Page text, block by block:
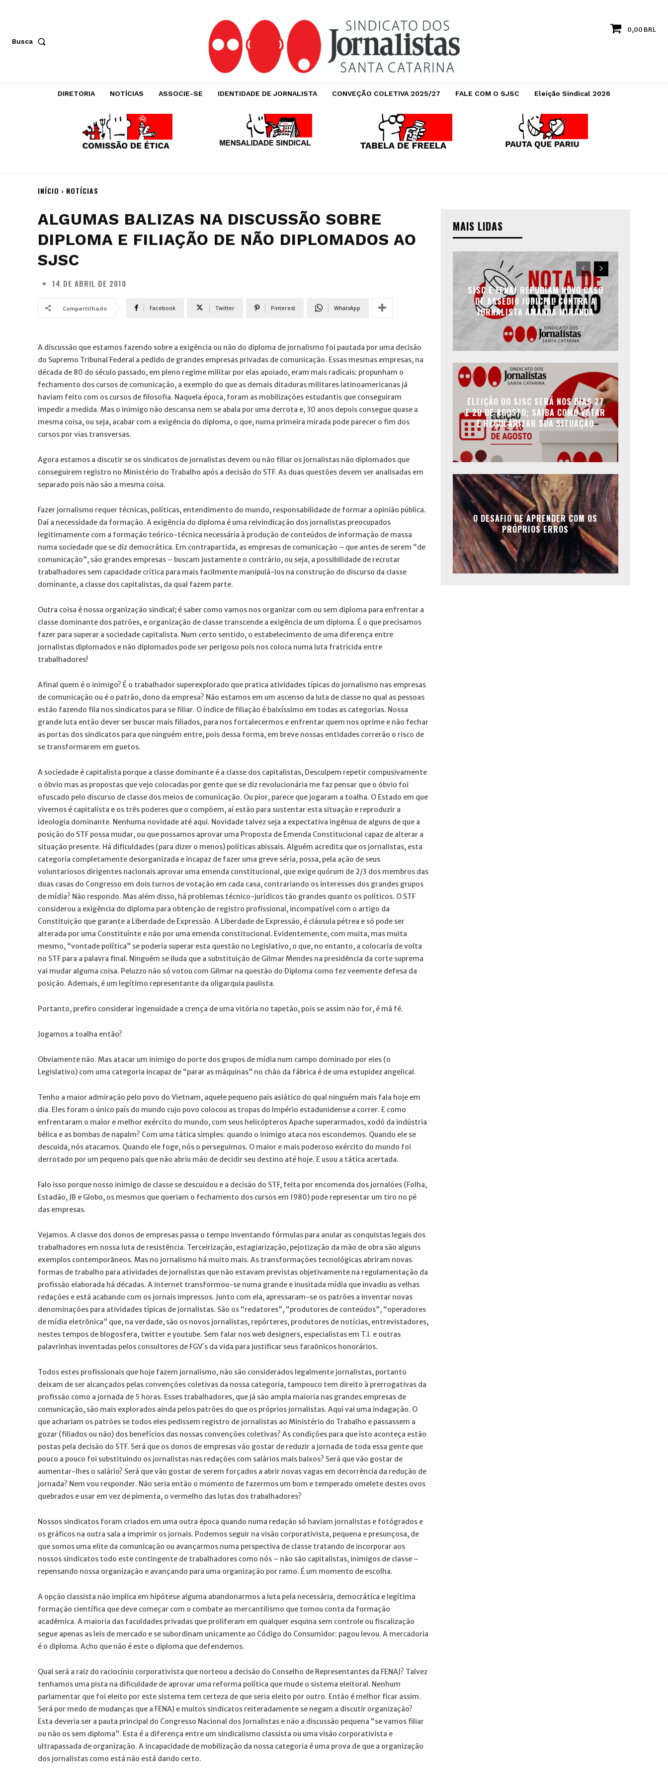
Busca
0,00 BRL
DIRETORIA NOTÍCIAS ASSOCIE-SE IDENTIDADE DE JORNALISTA CONVEÇÃO COLETIVA 2025/27 FALE COM O SJSC Eleição Sindical 2026
INÍCIO NOTÍCIAS
ALGUMAS BALIZAS NA DISCUSSÃO SOBRE
DIPLOMA E FILIAÇÃO DE NÃO DIPLOMADOS AO
SJSC
14 DE ABRIL DE 2010
Compartilhado Facebook Twitter Pinterest WhatsApp
A discussão que estamos fazendo sobre a exigência ou não do diploma de jornalismo foi pautada por uma decisão
do Supremo Tribunal Federal a pedido de grandes empresas privadas de comunicação. Essas mesmas empresas, na
década de 80 do século passado, em pleno regime militar por elas apoiado, eram mais radicais: propunham o
fechamento dos cursos de comunicação, a exemplo do que as demais ditaduras militares latinoamericanas já
haviam feito com os cursos de filosofia. Naquela época, foram as mobilizações estudantis que conseguiram
impedir a medida. Mas o inimigo não descansa nem se abala por uma derrota e, 30 anos depois consegue quase a
mesma coisa, ou seja, acabar com a exigência do diploma, o que, numa primeira mirada pode parecer o fim dos
cursos por vias transversas.
Agora estamos a discutir se os sindicatos de jornalistas devem ou não filiar os jornalistas não diplomados que
conseguirem registro no Ministério do Trabalho após a decisão do STF. As duas questões devem ser analisadas em
separado pois não são a mesma coisa.
Fazer jornalismo requer técnicas, políticas, entendimento do mundo, responsabilidade de formar a opinião pública.
Daí a necessidade da formação. A exigência do diploma é uma reivindicação dos jornalistas preocupados
legitimamente com a formação teórico-técnica necessária à produção de conteúdos de informação de massa
numa sociedade que se diz democrática. Em contrapartida, as empresas de comunicação – que antes de serem “de
comunicação”, são grandes empresas – buscam justamente o contrário, ou seja, a possibilidade de recrutar
trabalhadores sem capacidade crítica para mais facilmente manipulá-los na construção do discurso da classe
dominante, a classe dos capitalistas, da qual fazem parte.
Outra coisa é nossa organização sindical; é saber como vamos nos organizar com ou sem diploma para enfrentar a
classe dominante dos patrões, e organização de classe transcende a exigência de um diploma. É o que precisamos
fazer para superar a sociedade capitalista. Num certo sentido, o estabelecimento de uma diferença entre
jornalistas diplomados e não diplomados pode ser perigoso pois nos coloca numa luta fratricida entre
trabalhadores!
Afinal quem é o inimigo? É o trabalhador superexplorado que pratica atividades típicas do jornalismo nas empresas
de comunicação ou é o patrão, dono da empresa? Não estamos em um ascenso da luta de classe no qual as pessoas
estão fazendo fila nos sindicatos para se filiar. O índice de filiação é baixíssimo em todas as categorias. Nossa
grande luta então dever ser buscar mais filiados, para nos fortalecermos e enfrentar quem nos oprime e não fechar
as portas dos sindicatos para que ninguém entre, pois dessa forma, em breve nossas entidades correrão o risco de
se transformarem em guetos.
A sociedade é capitalista porque a classe dominante é a classe dos capitalistas, Desculpem repetir compusivamente
o óbvio mas as propostas que vejo colocadas por gente que se diz revolucionária me faz pensar que o óbvio foi
ofuscado pelo discurso de classe dos meios de comunicação. Ou pior, parece que jogaram a toalha. O Estado em que
vivemos é capitalista e os três poderes que o compõem, aí estão para sustentar esta situação e reproduzir a
ideologia dominante. Nenhuma novidade até aqui. Novidade talvez seja a expectativa ingênua de alguns de que a
posição do STF possa mudar, ou que possamos aprovar uma Proposta de Emenda Constitucional capaz de alterar a
situação presente. Há dificuldades (para dizer o menos) políticas abissais. Alguém acredita que os jornalistas, esta
categoria completamente desorganizada e incapaz de fazer uma greve séria, possa, pela ação de seus
voluntariosos dirigentes nacionais aprovar uma emenda constitucional, que exige quórum de 2/3 dos membros das
duas casas do Congresso em dois turnos de votação em cada casa, contrariando os interesses dos grandes grupos
de mídia? Não respondo. Mas além disso, há problemas técnico-jurídicos tão grandes quanto os políticos. O STF
considerou a exigência do diploma para obtenção de registro profissional, incompatível com o artigo da
Constituição que garante a Liberdade de Expressão. A Liberdade de Expressão, é cláusula pétrea e só pode ser
alterada por uma Constituínte e não por uma emenda constitucional. Evidentemente, com muita, mas muita
mesmo, “vontade política” se poderia superar esta questão no Legislativo, o que, no entanto, a colocaria de volta
no STF para a palavra final. Ninguém se iluda que a substituição de Gilmar Mendes na presidência da corte suprema
vai mudar alguma coisa. Peluzzo não só votou com Gilmar na questão do Diploma como fez veemente defesa da
posição. Ademais, é um legítimo representante da oligarquia paulista.
Portanto, prefiro considerar ingenuidade a crença de uma vitória no tapetão, pois se assim não for, é má fé.
Jogamos a toalha então?
Obviamente não. Mas atacar um inimigo do porte dos grupos de mídia num campo dominado por eles (o
Legislativo) com uma categoria incapaz de “parar as máquinas” no chão da fábrica é de uma estupidez angelical.
Tenho a maior admiração pelo povo do Vietnam, aquele pequeno pais asiático do qual ninguém mais fala hoje em
dia. Eles foram o único país do mundo cujo povo colocou as tropas do Império estadunidense a correr. E como
enfrentaram o maior e melhor exército do mundo, com seus helicópteros Apache superarmados, xodó da indústria
bélica e as bombas de napalm? Com uma tática simples: quando o inimigo ataca nos escondemos. Quando ele se
descuida, nós atacamos. Quando ele foge, nós o perseguimos. O maior e mais poderoso exército do mundo foi
derrotado por um pequeno país que não abriu mão de decidir seu destino até hoje. E usou a tática acertada.
Falo isso porque nosso inimigo de classe se descuidou e a decisão do STF, feita por encomenda dos jornalões (Folha,
Estadão, JB e Globo, os mesmos que queriam o fechamento dos cursos em 1980) pode representar um tiro no pé
das empresas.
Vejamos. A classe dos donos de empresas passa o tempo inventando fórmulas para anular as conquistas legais dos
trabalhadores em nossa luta de resistência. Terceirização, estagiarização, pejotização da mão de obra são alguns
exemplos contemporâneos. Mas no jornalismo há muito mais. As transformações tecnológicas abriram novas
formas de trabalho para atividades de jornalistas que não estavam previstas objetivamente na regulamentação da
profissão elaborada há décadas. A internet transformou-se numa grande e inusitada mídia que invadiu as velhas
redações e está acabando com os jornais impressos. Junto com ela, apressaram-se os patrões a inventar novas
denominações para atividades típicas de jornalistas. São os “redatores”, “produtores de conteúdos”, “operadores
de mídia eletrônica” que, na verdade, são os novos jornalistas, repórteres, produtores de notícias, entrevistadores,
nestes tempos de blogosfera, twitter e youtube. Sem falar nos web designers, especialistas em T.I. e outras
palavrinhas inventadas pelos consultores de FGV´s da vida para justificar seus faraônicos honorários.
Todos estes profissionais que hoje fazem jornalismo, não são considerados legalmente jornalistas, portanto
deixam de ser alcançados pelas convenções coletivas da nossa categoria, tampouco tem direito à prerrogativas da
profissão como a jornada de 5 horas. Esses trabalhadores, que já são ampla maioria nas grandes empresas de
comunicação, são mais explorados ainda pelos patrões do que os próprios jornalistas. Aqui vai uma indagação. O
que achariam os patrões se todos eles pedissem registro de jornalistas ao Ministério do Trabalho e passassem a
gozar (filiados ou não) dos benefícios das nossas convenções coletivas? As condições para que isto aconteça estão
postas pela decisão do STF. Será que os donos de empresas vão gostar de reduzir a jornada de toda essa gente que
pouco a pouco foi substituindo os jornalistas nas redações com salários mais baixos? Será que vão gostar de
aumentar-lhes o salário? Será que vão gostar de serem forçados a abrir novas vagas em decorrência da redução de
jornada? Nem vou responder. Não seria então o momento de fazermos um bom e temperado omelete destes ovos
quebrados e usar em vez de pimenta, o vermelho das lutas dos trabalhadores?
Nossos sindicatos foram criados em uma outra época quando numa redação só haviam jornalistas e fotógrados e
os gráficos na outra sala a imprimir os jornais. Podemos seguir na visão corporativista, pequena e presunçosa, de
que somos uma elite da comunicação ou avançarmos numa perspectiva de classe tratando de incorporar aos
nossos sindicatos todo este contingente de trabalhadores como nós – não são capitalistas, inimigos de classe –
repensando nossa organização e avançando para uma organização por ramo. É um momento de escolha.
A opção classista não implica em hipótese alguma abandonarmos a luta pela necessária, democrática e legítima
formação científica que deve começar com o combate ao mercantilismo que tomou conta da formação
acadêmica. A maioria das faculdades privadas que proliferam em qualquer esquina sem controle ou fiscalização
segue apenas as leis de mercado e se subordinam unicamente ao Código do Consumidor: pagou levou. A mercadoria
é o diploma. Acho que não é este o diploma que defendemos.
Qual será a raiz do raciocínio corporativista que norteou a decisão do Conselho de Representantes da FENAJ? Talvez
tenhamos uma pista na dificuldade de aprovar uma reforma política que mude o sistema eleitoral. Nenhum
parlamentar que foi eleito por este sistema tem certeza de que seria eleito por outro. Então é melhor ficar assim.
Será por medo de mudanças que a FENAJ e muitos sindicatos reiteradamente se negam a discutir organização?
Esta deveria ser a pauta principal do Congresso Nacional dos Jornalistas e não a discussão pequena “se vamos filiar
ou não os sem diploma”. Esta é a diferença entre um sindicalismo classista ou uma visão corporativista e
ultrapassada de organização. A incapacidade de mobilização da nossa categoria é uma prova de que a organização
dos jornalistas como está não está dando certo.
MAIS LIDAS
SJSC E FENAJ REPUDIAM NOVO CASO
DE ASSÉDIO JUDICIAL CONTRA A
JORNALISTA AMANDA MIRANDA
ELEIÇÃO DO SJSC SERÁ NOS DIAS 27
E 28 DE AGOSTO; SAIBA COMO VOTAR
E REGULARIZAR SUA SITUAÇÃO
O DESAFIO DE APRENDER COM OS
PRÓPRIOS ERROS